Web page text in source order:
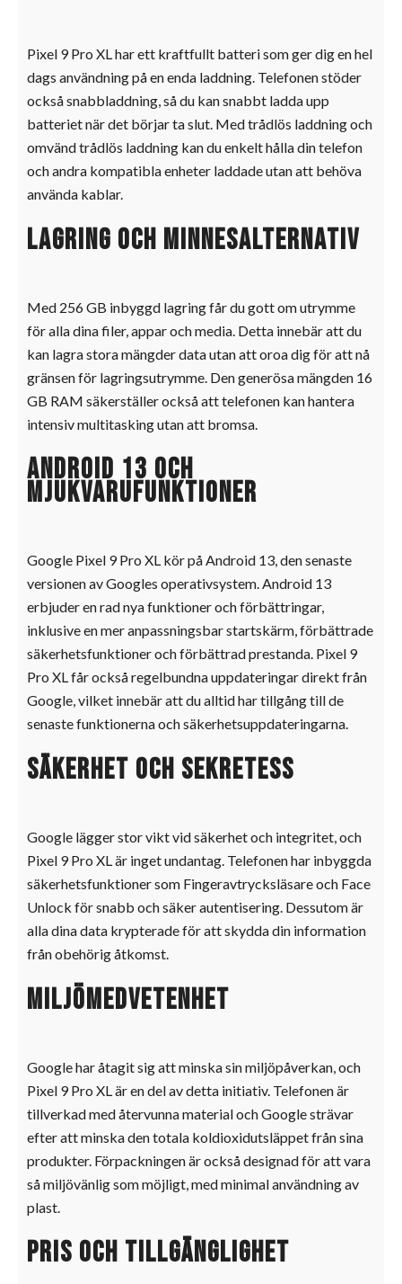
Pixel 9 Pro XL har ett kraftfullt batteri som ger dig en hel
dags användning på en enda laddning. Telefonen stöder
också snabbladdning, så du kan snabbt ladda upp
batteriet när det börjar ta slut. Med trådlös laddning och
omvänd trådlös laddning kan du enkelt hålla din telefon
och andra kompatibla enheter laddade utan att behöva
använda kablar.
Lagring och minnesalternativ
Med 256 GB inbyggd lagring får du gott om utrymme
för alla dina filer, appar och media. Detta innebär att du
kan lagra stora mängder data utan att oroa dig för att nå
gränsen för lagringsutrymme. Den generösa mängden 16
GB RAM säkerställer också att telefonen kan hantera
intensiv multitasking utan att bromsa.
Android 13 och
mjukvarufunktioner
Google Pixel 9 Pro XL kör på Android 13, den senaste
versionen av Googles operativsystem. Android 13
erbjuder en rad nya funktioner och förbättringar,
inklusive en mer anpassningsbar startskärm, förbättrade
säkerhetsfunktioner och förbättrad prestanda. Pixel 9
Pro XL får också regelbundna uppdateringar direkt från
Google, vilket innebär att du alltid har tillgång till de
senaste funktionerna och säkerhetsuppdateringarna.
Säkerhet och sekretess
Google lägger stor vikt vid säkerhet och integritet, och
Pixel 9 Pro XL är inget undantag. Telefonen har inbyggda
säkerhetsfunktioner som Fingeravtrycksläsare och Face
Unlock för snabb och säker autentisering. Dessutom är
alla dina data krypterade för att skydda din information
från obehörig åtkomst.
Miljömedvetenhet
Google har åtagit sig att minska sin miljöpåverkan, och
Pixel 9 Pro XL är en del av detta initiativ. Telefonen är
tillverkad med återvunna material och Google strävar
efter att minska den totala koldioxidutsläppet från sina
produkter. Förpackningen är också designad för att vara
så miljövänlig som möjligt, med minimal användning av
plast.
Pris och tillgänglighet